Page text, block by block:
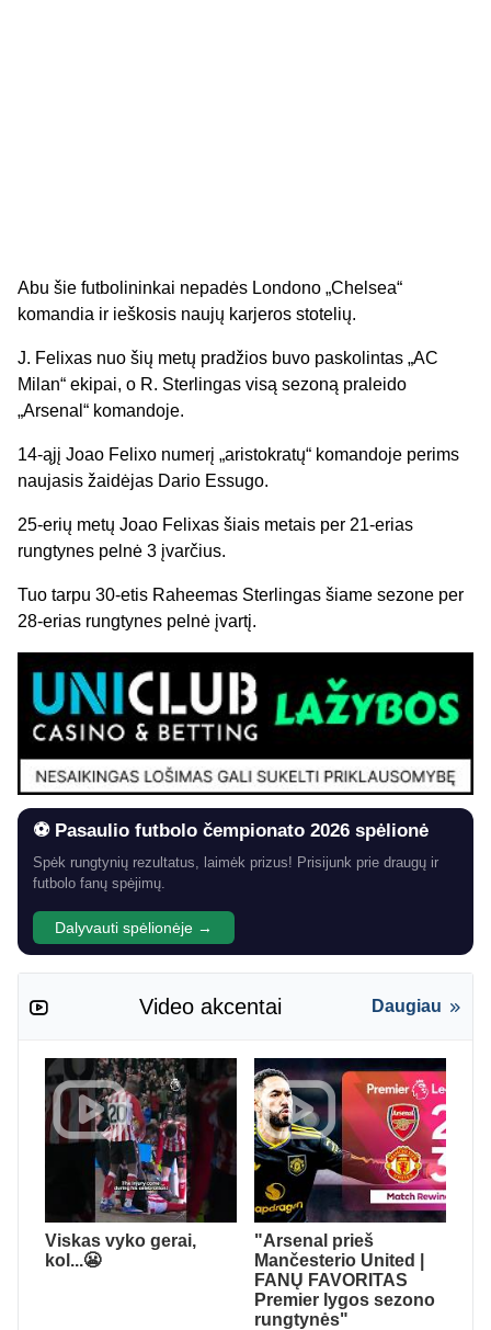
Abu šie futbolininkai nepadės Londono „Chelsea“
komandia ir ieškosis naujų karjeros stotelių.
J. Felixas nuo šių metų pradžios buvo paskolintas „AC
Milan“ ekipai, o R. Sterlingas visą sezoną praleido
„Arsenal“ komandoje.
14-ąjį Joao Felixo numerį „aristokratų“ komandoje perims
naujasis žaidėjas Dario Essugo.
25-erių metų Joao Felixas šiais metais per 21-erias
rungtynes pelnė 3 įvarčius.
Tuo tarpu 30-etis Raheemas Sterlingas šiame sezone per
28-erias rungtynes pelnė įvartį.
⚽ Pasaulio futbolo čempionato 2026 spėlionė
Spėk rungtynių rezultatus, laimėk prizus! Prisijunk prie draugų ir
futbolo fanų spėjimų.
Dalyvauti spėlionėje →
Video akcentai Daugiau
Viskas vyko gerai,
kol...😬
"Arsenal prieš
Mančesterio United |
FANŲ FAVORITAS
Premier lygos sezono
rungtynės"